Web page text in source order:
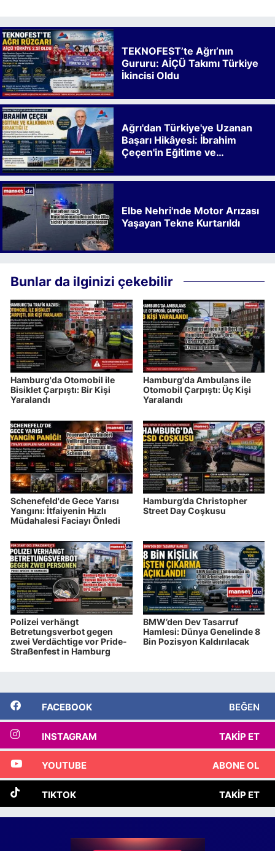
TEKNOFEST’te Ağrı’nın
Gururu: AİÇÜ Takımı Türkiye
İkincisi Oldu
Ağrı'dan Türkiye'ye Uzanan
Başarı Hikâyesi: İbrahim
Çeçen'in Eğitime ve
Elbe Nehri'nde Motor Arızası
Yaşayan Tekne Kurtarıldı
Bunlar da ilginizi çekebilir
Hamburg'da Otomobil ile
Bisiklet Çarpıştı: Bir Kişi
Yaralandı
Hamburg'da Ambulans ile
Otomobil Çarpıştı: Üç Kişi
Yaralandı
Schenefeld'de Gece Yarısı
Yangını: İtfaiyenin Hızlı
Müdahalesi Faciayı Önledi
Hamburg’da Christopher
Street Day Coşkusu
Polizei verhängt
Betretungsverbot gegen
zwei Verdächtige vor Pride-
Straßenfest in Hamburg
BMW’den Dev Tasarruf
Hamlesi: Dünya Genelinde 8
Bin Pozisyon Kaldırılacak
FACEBOOK BEĞEN
INSTAGRAM TAKIP ET
YOUTUBE ABONE OL
TIKTOK TAKIP ET